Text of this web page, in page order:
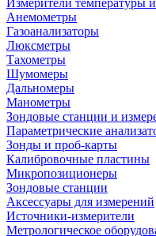
Измерители температуры
Анемометры
Газоанализаторы
Люксметры
Тахометры
Шумомеры
Дальномеры
Манометры
Зондовые станции и
Параметрические
Зонды и проб-карты
Калибровочные пластины
Микропозиционеры
Зондовые станции
Аксессуары для измерений
Источники-измерители
Метрологическое